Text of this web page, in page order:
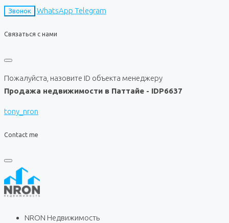
Звонок WhatsApp Telegram
Связаться с нами
Пожалуйста, назовите ID объекта менеджеру
Продажа недвижимости в Паттайе - IDP6637
tony_nron
Contact me
NRON Недвижимость